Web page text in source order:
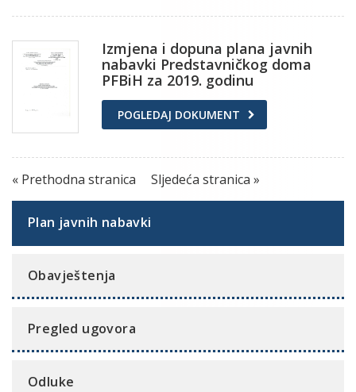
Izmjena i dopuna plana javnih
nabavki Predstavničkog doma
PFBiH za 2019. godinu
POGLEDAJ DOKUMENT
« Prethodna stranica Sljedeća stranica »
Plan javnih nabavki
Obavještenja
Pregled ugovora
Odluke